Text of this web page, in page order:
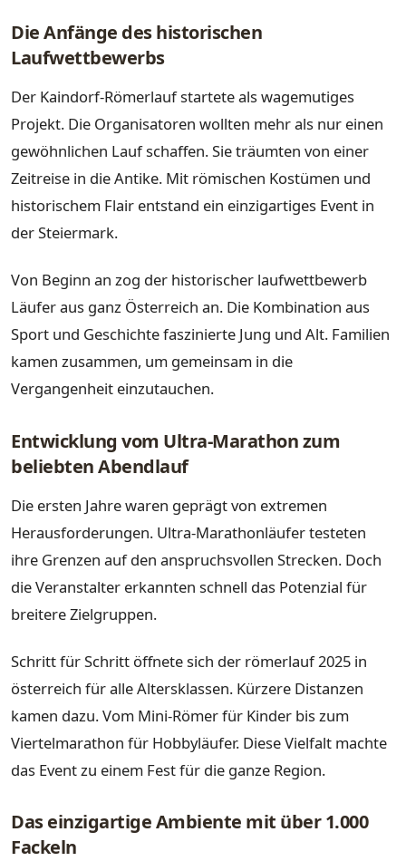
Die Anfänge des historischen
Laufwettbewerbs
Der Kaindorf-Römerlauf startete als wagemutiges
Projekt. Die Organisatoren wollten mehr als nur einen
gewöhnlichen Lauf schaffen. Sie träumten von einer
Zeitreise in die Antike. Mit römischen Kostümen und
historischem Flair entstand ein einzigartiges Event in
der Steiermark.
Von Beginn an zog der historischer laufwettbewerb
Läufer aus ganz Österreich an. Die Kombination aus
Sport und Geschichte faszinierte Jung und Alt. Familien
kamen zusammen, um gemeinsam in die
Vergangenheit einzutauchen.
Entwicklung vom Ultra-Marathon zum
beliebten Abendlauf
Die ersten Jahre waren geprägt von extremen
Herausforderungen. Ultra-Marathonläufer testeten
ihre Grenzen auf den anspruchsvollen Strecken. Doch
die Veranstalter erkannten schnell das Potenzial für
breitere Zielgruppen.
Schritt für Schritt öffnete sich der römerlauf 2025 in
österreich für alle Altersklassen. Kürzere Distanzen
kamen dazu. Vom Mini-Römer für Kinder bis zum
Viertelmarathon für Hobbyläufer. Diese Vielfalt machte
das Event zu einem Fest für die ganze Region.
Das einzigartige Ambiente mit über 1.000
Fackeln